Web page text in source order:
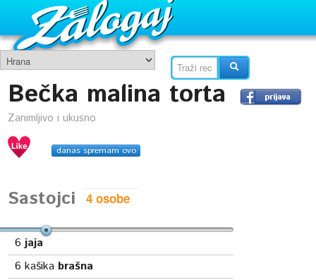
Bečka malina torta
Zanimljivo i ukusno
danas spremam ovo
Sastojci
6 jaja
6 kašika brašna